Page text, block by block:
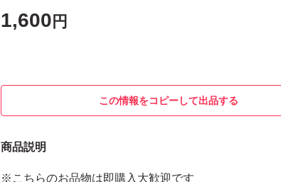
1,600 円
この情報をコピーして出品する
商品説明
※こちらのお品物は即購入大歓迎です